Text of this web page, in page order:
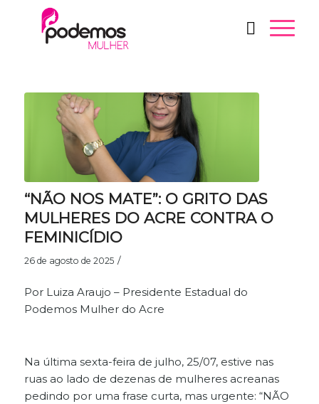
“NÃO NOS MATE”: O GRITO DAS
MULHERES DO ACRE CONTRA O
FEMINICÍDIO
26 de agosto de 2025 /
Por Luiza Araujo – Presidente Estadual do
Podemos Mulher do Acre
Na última sexta-feira de julho, 25/07, estive nas
ruas ao lado de dezenas de mulheres acreanas
pedindo por uma frase curta, mas urgente: “NÃO